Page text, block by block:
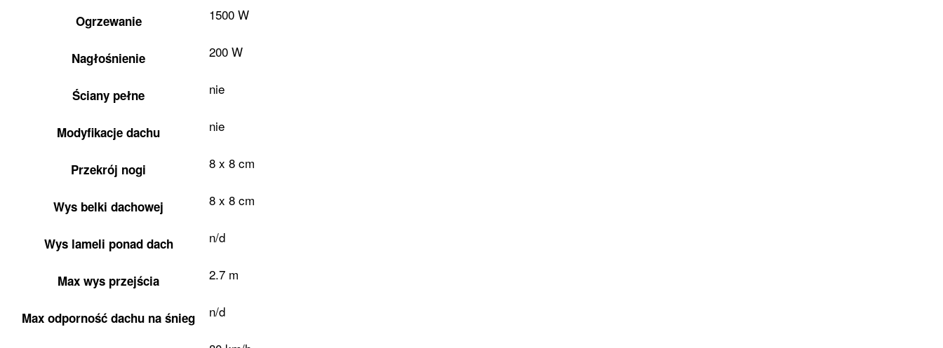
Ogrzewanie 1500 W
Nagłośnienie 200 W
Ściany pełne nie
Modyfikacje dachu nie
Przekrój nogi 8 x 8 cm
Wys belki dachowej 8 x 8 cm
Wys lameli ponad dach n/d
Max wys przejścia 2.7 m
Max odporność dachu na śnieg n/d